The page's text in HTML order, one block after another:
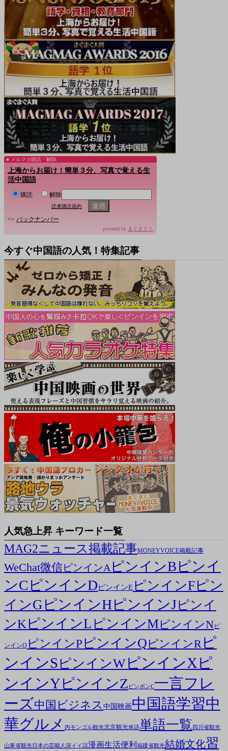
メルマガ購読・解除
上海からお届け！簡単３分、写真で覚える生
活中国語
購読 解除
読者購読規約
>> バックナンバー
powered by まぐまぐ！
今すぐ中国語の人気！特集記事
人気急上昇 キーワード一覧
MAG2ニュース掲載記事MONEYVOICE掲載記事
WeChat微信ピンインA ピンインB ピンイ
ンC ピンインDピンインE ピンインFピン
インG ピンインHピンインJピンイ
ンK ピンインL ピンインMピンインNピ
ンインO ピンインP ピンインQ ピンインR ピ
ンインSピンインWピンインXピ
ンインYピンインZ ピンポンC一言フレ
ーズ中国ビジネス 中国映画中国語学習中
華グルメ
内モンゴル観光北京観光単語単語一覧 四川省観光
山東省観光日本の芸能人 深イイ話漫画生活便利 福建省観光結婚文化習